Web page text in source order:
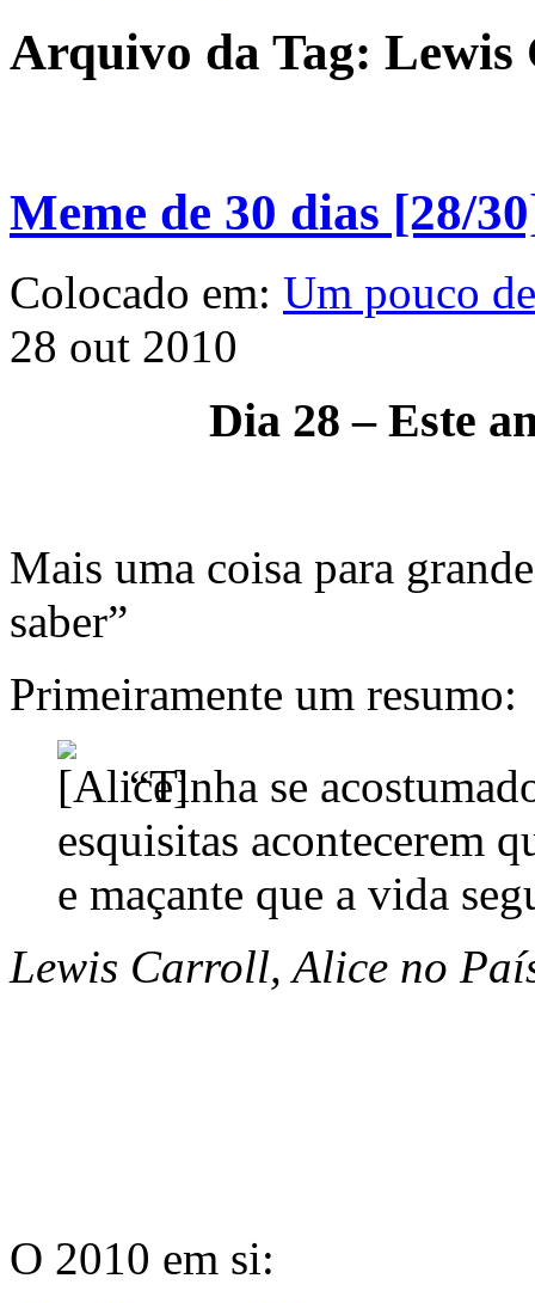
Arquivo da Tag: Lewis
Meme de 30 dias [28/
Colocado em: Um pouco
28 out 2010
Dia 28 – Este
Mais uma coisa para
saber”
Primeiramente um resumo:
“Tinha se
esquisitas acontecerem
e maçante que a vida
Lewis Carroll, Alice no
O 2010 em si: